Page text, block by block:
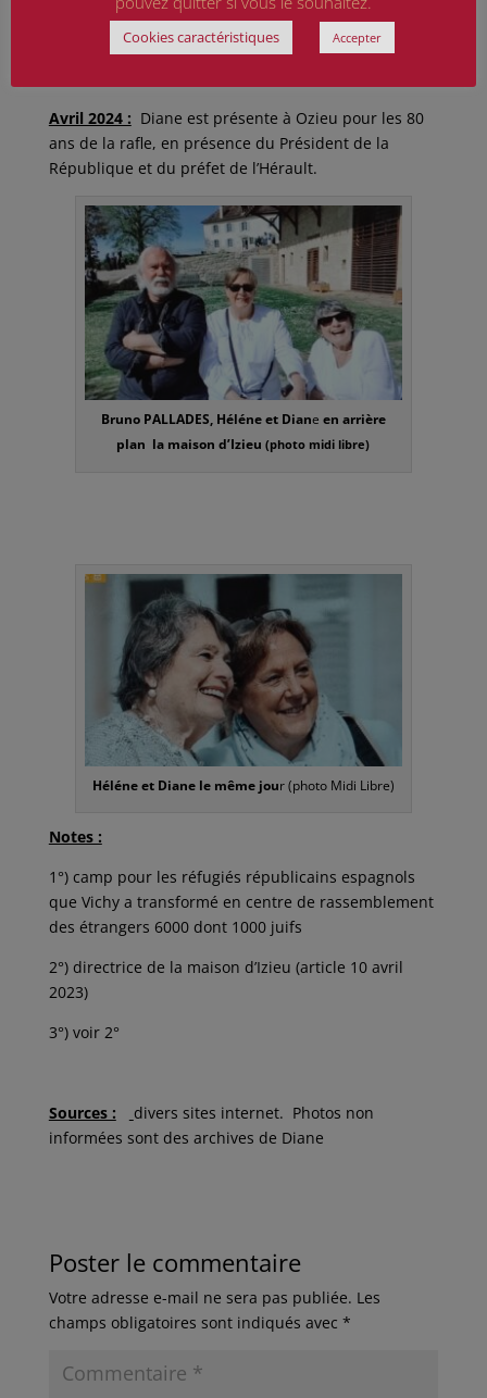
cette courageuse famille. Ce sera effectif le 6
novembre 1996, pour la mère et ses 2 filles,
Avril 2024 : Diane est présente à Ozieu pour les 80
ans de la rafle, en présence du Président de la
République et du préfet de l’Hérault.
Bruno PALLADES, Héléne et Diane en arrière
plan la maison d’Izieu (photo midi libre)
Héléne et Diane le même jour (photo Midi Libre)
Notes :
1°) camp pour les réfugiés républicains espagnols
que Vichy a transformé en centre de rassemblement
des étrangers 6000 dont 1000 juifs
2°) directrice de la maison d’Izieu (article 10 avril
2023)
3°) voir 2°
Sources :
divers sites internet. Photos non
informées sont des archives de Diane
Poster le commentaire
Votre adresse e-mail ne sera pas publiée. Les
champs obligatoires sont indiqués avec *
Cookies caractéristiques Accepter